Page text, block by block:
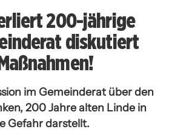
200-jährige
diskutiert
im Gemeinderat über den
200 Jahre alten Linde in
Gefahr darstellt.